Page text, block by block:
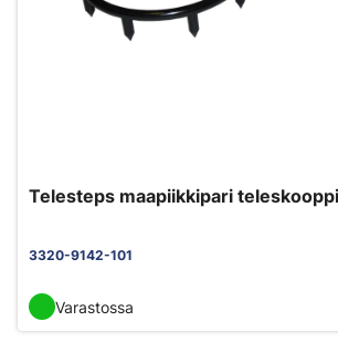
Telesteps maapiikkipari
3320-9142-101
Varastossa